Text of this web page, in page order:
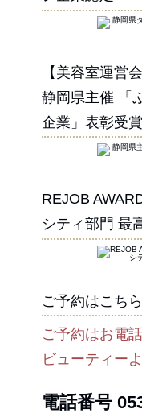
【美容室運営
静岡県主催 「
企業」表彰受賞
REJOB
シティ部門 最
ご予約はこち
ご予約はお電
ビューティー
電話番号